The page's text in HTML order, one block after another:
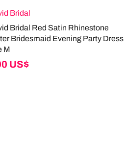
Bridal
Bridal Red Satin Rhinestone
Bridesmaid Evening Party Dress
M
US$